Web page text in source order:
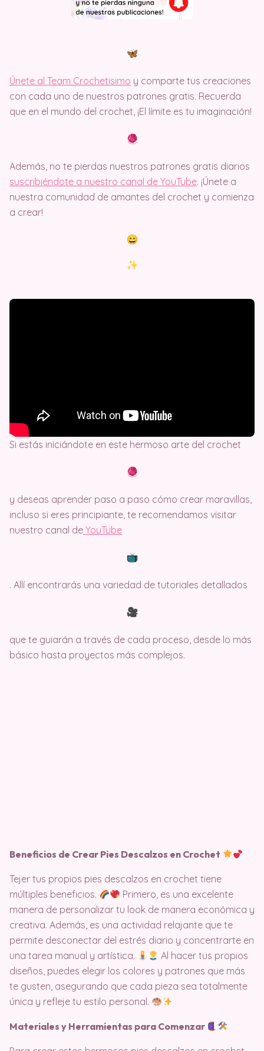
Únete al Team Crochetisimo y comparte tus creaciones
con cada uno de nuestros patrones gratis. Recuerda
que en el mundo del crochet, ¡El límite es tu imaginación!
Además, no te pierdas nuestros patrones gratis diarios
suscribiéndote a nuestro canal de YouTube. ¡Únete a
nuestra comunidad de amantes del crochet y comienza
a crear!
Si estás iniciándote en este hermoso arte del crochet
y deseas aprender paso a paso cómo crear maravillas,
incluso si eres principiante, te recomendamos visitar
nuestro canal de YouTube
. Allí encontrarás una variedad de tutoriales detallados
que te guiarán a través de cada proceso, desde lo más
básico hasta proyectos más complejos.
Beneficios de Crear Pies Descalzos en Crochet
Tejer tus propios pies descalzos en crochet tiene
múltiples beneficios.
Primero, es una excelente
manera de personalizar tu look de manera económica y
creativa. Además, es una actividad relajante que te
permite desconectar del estrés diario y concentrarte en
una tarea manual y artística.
Al hacer tus propios
diseños, puedes elegir los colores y patrones que más
te gusten, asegurando que cada pieza sea totalmente
única y refleje tu estilo personal.
Materiales y Herramientas para Comenzar